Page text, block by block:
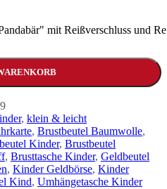
mit Reißverschluss und
, klein & leicht
, Brustbeutel Baumwolle,
Kinder, Brustbeutel
, Brusttasche Kinder, Geldbeutel
, Kinder Geldbörse, Kinder
Kind, Umhängetasche Kinder